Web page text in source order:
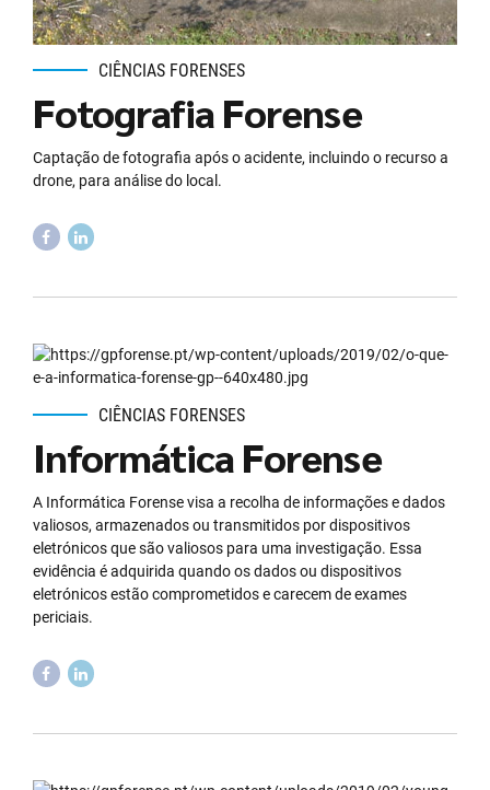
CIÊNCIAS FORENSES
Fotografia Forense
Captação de fotografia após o acidente, incluindo o recurso a
drone, para análise do local.
CIÊNCIAS FORENSES
Informática Forense
A Informática Forense visa a recolha de informações e dados
valiosos, armazenados ou transmitidos por dispositivos
eletrónicos que são valiosos para uma investigação. Essa
evidência é adquirida quando os dados ou dispositivos
eletrónicos estão comprometidos e carecem de exames
periciais.